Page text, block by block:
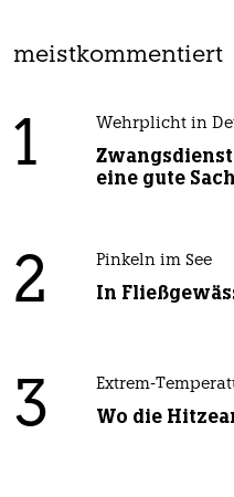
meistkommentiert
1 Wehrplicht in
eine gute
2 Pinkeln im See
In
3 Extrem-
Wo die